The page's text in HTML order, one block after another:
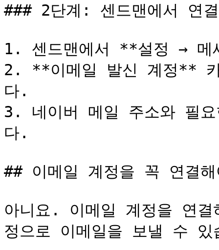
### 2단계: 센드맨에서 연
1. 센드맨에서 **설정 → 메
2. **이메일 발신 계정**
다.
3. 네이버 메일 주소와 필
다.
## 이메일 계정을 꼭 연결
아니요. 이메일 계정을 연
정으로 이메일을 보낼 수 있